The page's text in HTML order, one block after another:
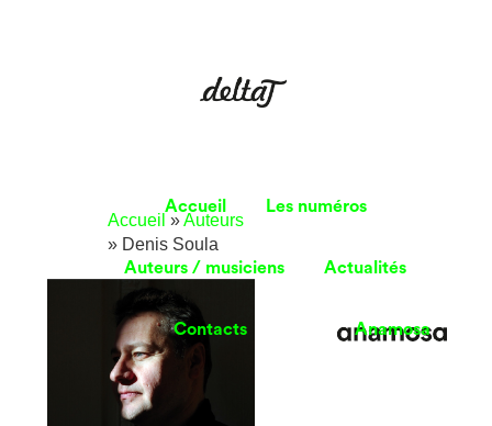
Accueil Les numéros
Auteurs / musiciens Actualités
Contacts Anamosa
Accueil »Auteurs
» Denis Soula